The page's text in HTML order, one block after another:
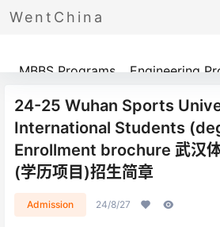
WentChina
Programs
MBBS Programs Engineering
24-25 Wuhan Sports
International Students
Enrollment brochure 武汉
(学历项目)招生简章
Admission 24/8/27